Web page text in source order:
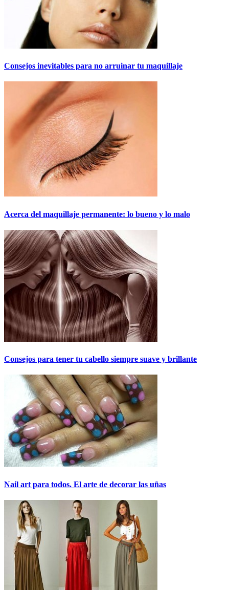
Consejos inevitables para no arruinar tu maquillaje
Acerca del maquillaje permanente: lo bueno y lo malo
Consejos para tener tu cabello siempre suave y brillante
Nail art para todos. El arte de decorar las uñas